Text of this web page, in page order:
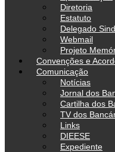
Diretoria
Estatuto
Delegado
Webmail
Projeto
Convenções e
Comunicação
Notícias
Jornal dos
Cartilha dos
TV dos
Links
DIEESE
Expediente